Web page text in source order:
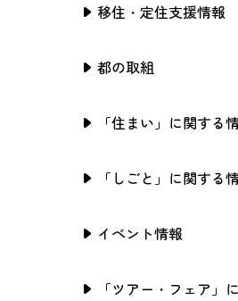
移住・定住支援情報
都の取組
「住まい」に関する
「しごと」に関する
イベント情報
「ツアー・フェア」